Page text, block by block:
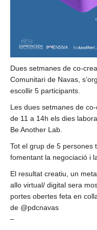
Dues setmanes de co-
Comunitari de Navas,
escollir 5 participants.
Les dues setmanes de
de 11 a 14h els dies
Be Another Lab.
Tot el grup de 5 persones
fomentant la negociació i
El resultat creatiu, un
allo virtual/ digital sera
portes obertes feta en
de @pdcnavas
–